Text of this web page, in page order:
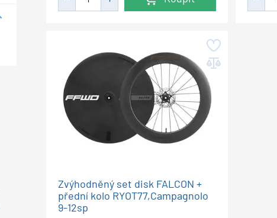
Zvýhodněný set disk FALCON +
přední kolo RYOT77,Campagnolo
9-12sp